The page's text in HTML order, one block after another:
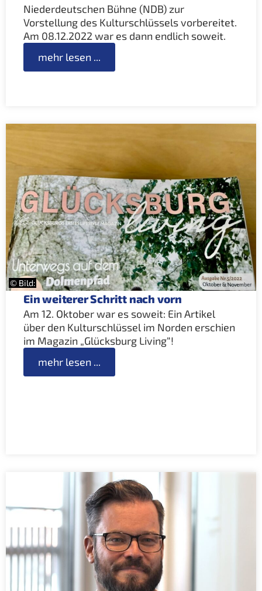
Niederdeutschen Bühne (NDB) zur
Vorstellung des Kulturschlüssels vorbereitet.
Am 08.12.2022 war es dann endlich soweit.
mehr lesen ...
© Bild:
Ein weiterer Schritt nach vorn
Am 12. Oktober war es soweit: Ein Artikel
über den Kulturschlüssel im Norden erschien
im Magazin „Glücksburg Living“!
mehr lesen ...